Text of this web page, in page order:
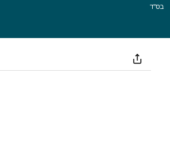
בס''ד